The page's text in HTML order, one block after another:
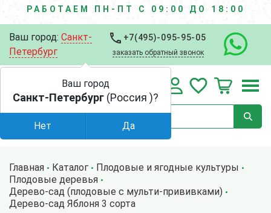
РАБОТАЕМ ПН-ПТ С 09:00 ДО 18:00
Ваш город: Санкт-
Петербург
+7(495)-095-95-05
заказать обратный звонок
Главная Каталог
Плодовые и ягодные культуры
Плодовые деревья
Дерево-сад (плодовые с мульти-прививками)
Дерево-сад Яблоня 3 сорта
Ваш город
Санкт-Петербург (Россия )?
Нет Да